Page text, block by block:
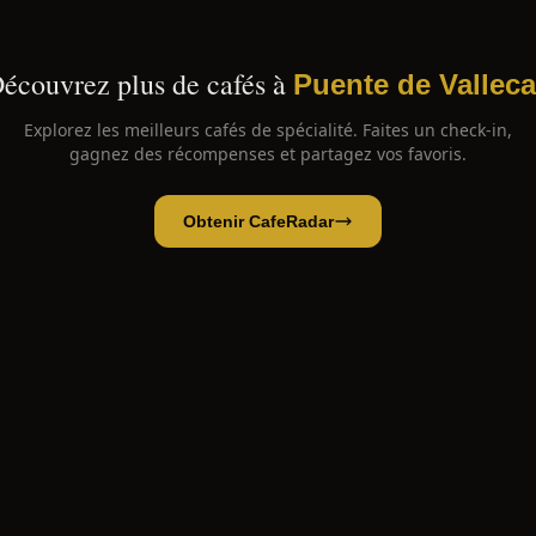
plus de cafés à Puente de
Explorez les meilleurs cafés de spécialité. Faites un check-in,
gagnez des récompenses et partagez vos favoris.
Obtenir CafeRadar